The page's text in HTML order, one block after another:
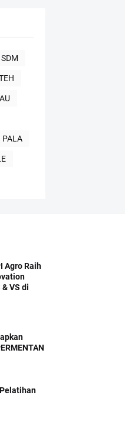
SDM
PALA
Agro Raih
VS di